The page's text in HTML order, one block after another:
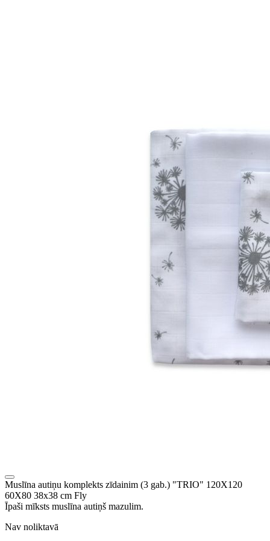
Muslīna autiņu komplekts zīdainim (3 gab.) "TRIO" 120X120
60X80 38x38 cm Fly
Īpaši mīksts muslīna autiņš mazulim.
Nav noliktavā